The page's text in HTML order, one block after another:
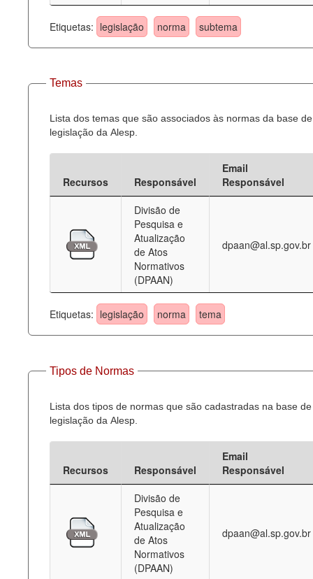
Etiquetas: legislação norma subtema
Temas
Lista dos temas que são associados às normas da base de
legislação da Alesp.
Recursos Responsável
Email
Responsável
Divisão de
Pesquisa e
Atualização
de Atos
Normativos
(DPAAN)
dpaan@al.sp.gov.br
Etiquetas: legislação norma tema
Tipos de Normas
Lista dos tipos de normas que são cadastradas na base de
legislação da Alesp.
Recursos Responsável
Email
Responsável
Divisão de
Pesquisa e
Atualização
de Atos
Normativos
(DPAAN)
dpaan@al.sp.gov.br